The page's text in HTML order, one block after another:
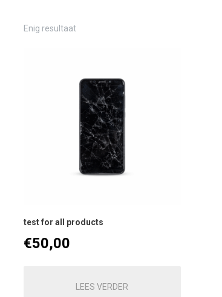
Enig resultaat
test for all products
€50,00
LEES VERDER